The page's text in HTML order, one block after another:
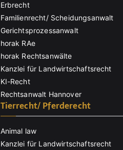
Erbrecht
Familienrecht/ Scheidungsanwalt
Gerichtsprozessanwalt
horak RAe
horak Rechtsanwälte
Kanzlei für Landwirtschaftsrecht
KI-Recht
Rechtsanwalt Hannover
Tierrecht/ Pferderecht
Animal law
Kanzlei für Landwirtschaftsrecht